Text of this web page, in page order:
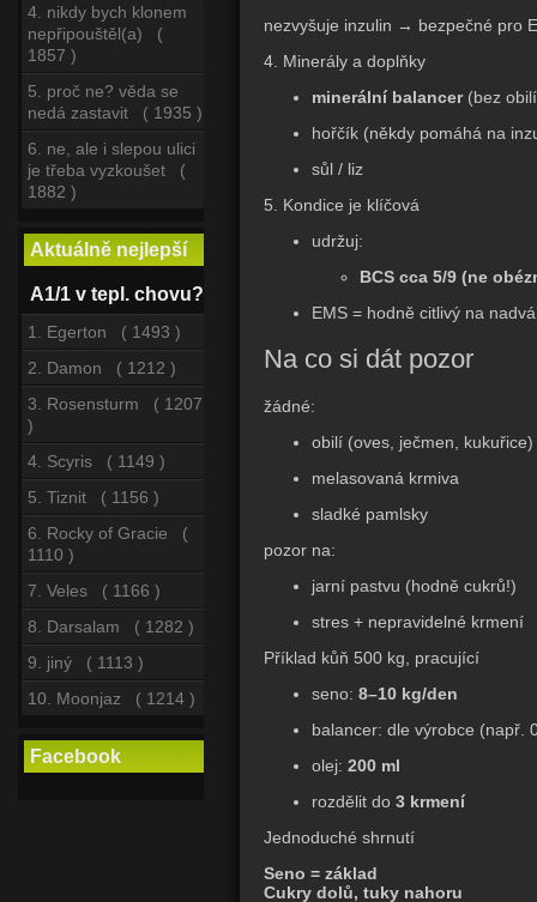
4. nikdy bych klonem
nepřipouštěl(a) (
1857 )
5. proč ne? věda se
nedá zastavit ( 1935 )
6. ne, ale i slepou ulici
je třeba vyzkoušet (
1882 )
Aktuálně nejlepší
A1/1 v tepl. chovu?
1. Egerton ( 1493 )
2. Damon ( 1212 )
3. Rosensturm ( 1207
)
4. Scyris ( 1149 )
5. Tiznit ( 1156 )
6. Rocky of Gracie (
1110 )
7. Veles ( 1166 )
8. Darsalam ( 1282 )
9. jiný ( 1113 )
10. Moonjaz ( 1214 )
Facebook
nezvyšuje inzulin → bezpečné pro
4. Minerály a doplňky
minerální balancer(bez
hořčík (někdy pomáhá na
sůl / liz
5. Kondice je klíčová
udržuj:
BCS cca 5/9 (ne
EMS = hodně citlivý na
Na co si dát pozor
žádné:
obilí (oves, ječmen, kukuřice)
melasovaná krmiva
sladké pamlsky
pozor na:
jarní pastvu (hodně cukrů!)
stres + nepravidelné krmení
Příklad kůň 500 kg, pracující
seno: 8–10 kg/den
balancer: dle výrobce (např.
olej: 200 ml
rozdělit do 3 krmení
Jednoduché shrnutí
Seno = základ
Cukry dolů, tuky nahoru